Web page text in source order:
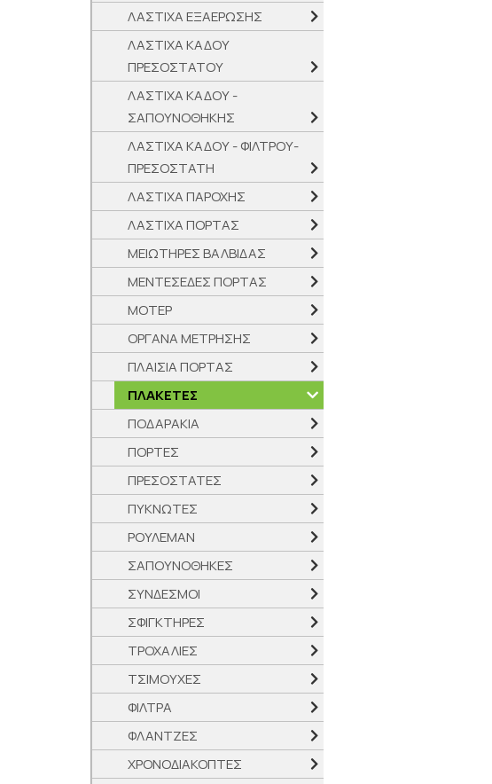
ΛΑΣΤΙΧΑ ΕΞΑΕΡΩΣΗΣ
ΛΑΣΤΙΧΑ ΚΑΔΟΥ
ΠΡΕΣΟΣΤΑΤΟΥ
ΛΑΣΤΙΧΑ ΚΑΔΟΥ -
ΣΑΠΟΥΝΟΘΗΚΗΣ
ΛΑΣΤΙΧΑ ΚΑΔΟΥ - ΦΙΛΤΡΟΥ-
ΠΡΕΣΟΣΤΑΤH
ΛΑΣΤΙΧΑ ΠΑΡΟΧΗΣ
ΛΑΣΤΙΧΑ ΠΟΡΤΑΣ
ΜΕΙΩΤΗΡΕΣ ΒΑΛΒΙΔΑΣ
ΜΕΝΤΕΣΕΔΕΣ ΠΟΡΤΑΣ
ΜΟΤΕΡ
ΟΡΓΑΝΑ ΜΕΤΡΗΣΗΣ
ΠΛΑΙΣΙΑ ΠΟΡΤΑΣ
ΠΛΑΚΕΤΕΣ
ΠΟΔΑΡΑΚΙΑ
ΠΟΡΤΕΣ
ΠΡΕΣΟΣΤΑΤΕΣ
ΠΥΚΝΩΤΕΣ
ΡΟΥΛΕΜΑΝ
ΣΑΠΟΥΝΟΘΗΚΕΣ
ΣΥΝΔΕΣΜΟΙ
ΣΦΙΓΚΤΗΡΕΣ
ΤΡΟΧΑΛΙΕΣ
ΤΣΙΜΟΥΧΕΣ
ΦΙΛΤΡΑ
ΦΛΑΝΤΖΕΣ
ΧΡΟΝΟΔΙΑΚΟΠΤΕΣ